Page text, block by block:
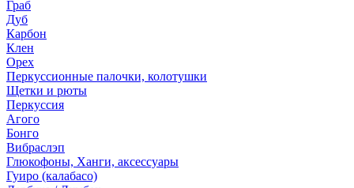
Граб
Дуб
Карбон
Клен
Орех
Перкуссионные палочки, колотушки
Щетки и рюты
Перкуссия
Агого
Бонго
Вибраслэп
Глюкофоны, Ханги, аксессуары
Гуиро (калабасо)